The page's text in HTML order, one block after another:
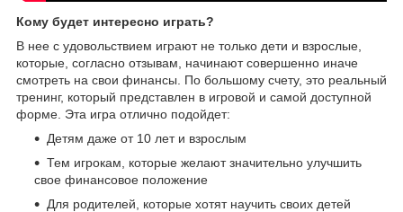
Кому будет интересно играть?
В нее с удовольствием играют не только дети и взрослые,
которые, согласно отзывам, начинают совершенно иначе
смотреть на свои финансы. По большому счету, это реальный
тренинг, который представлен в игровой и самой доступной
форме. Эта игра отлично подойдет:
Детям даже от 10 лет и взрослым
Тем игрокам, которые желают значительно улучшить
свое финансовое положение
Для родителей, которые хотят научить своих детей